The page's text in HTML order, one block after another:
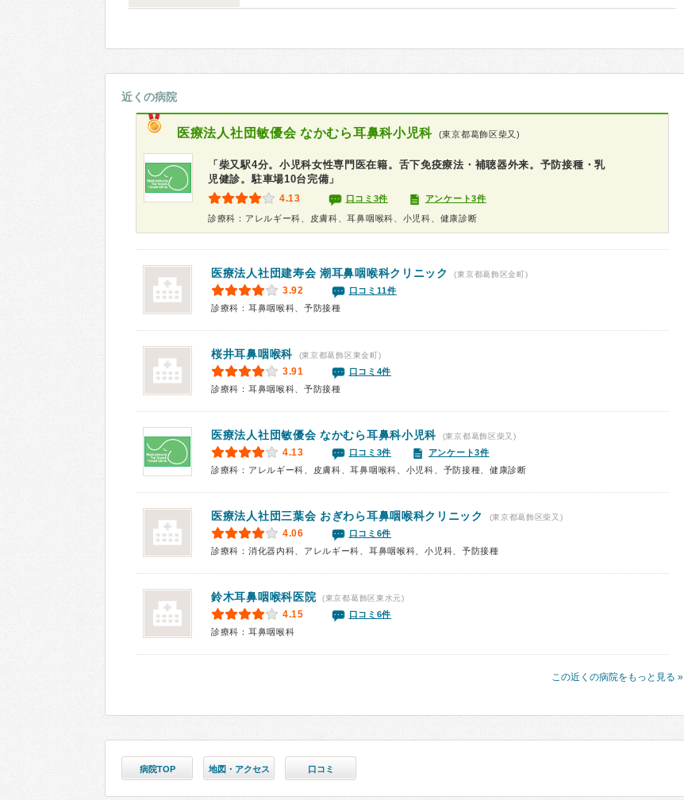
近くの病院
医療法人社団敏優会 なかむら耳鼻科小児科 (東京都葛飾区柴又)
「柴又駅4分。小児科女性専門医在籍。舌下免疫療法・補聴器外来。予防接種・乳
児健診。駐車場10台完備」
4.13 口コミ3件 アンケート3件
診療科：アレルギー科、皮膚科、耳鼻咽喉科、小児科、健康診断
医療法人社団建寿会 潮耳鼻咽喉科クリニック (東京都葛飾区金町)
3.92
口コミ11件
診療科：耳鼻咽喉科、予防接種
桜井耳鼻咽喉科 (東京都葛飾区東金町)
3.91
口コミ4件
診療科：耳鼻咽喉科、予防接種
医療法人社団敏優会 なかむら耳鼻科小児科 (東京都葛飾区柴又)
4.13 口コミ3件
アンケート3件
診療科：アレルギー科、皮膚科、耳鼻咽喉科、小児科、予防接種、健康診断
医療法人社団三葉会 おぎわら耳鼻咽喉科クリニック (東京都葛飾区柴又)
4.06
口コミ6件
診療科：消化器内科、アレルギー科、耳鼻咽喉科、小児科、予防接種
鈴木耳鼻咽喉科医院 (東京都葛飾区東水元)
4.15
口コミ6件
診療科：耳鼻咽喉科
この近くの病院をもっと見る »
病院TOP 地図・アクセス 口コミ